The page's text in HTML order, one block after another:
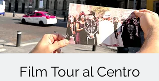
Film Tour al Centro